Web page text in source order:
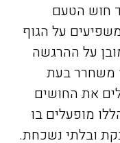
חוש הטעם
על הגוף
על ההרגשה
משחרר בעת
את החושים
מופעלים בו
ובלתי נשכחת.